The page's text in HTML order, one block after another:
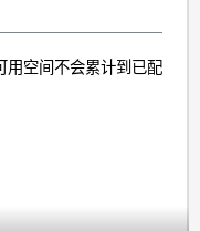
用空间不会累计到已配